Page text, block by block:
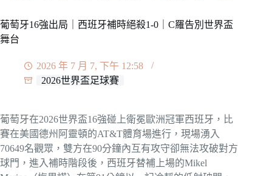
葡萄牙16強出局｜西班牙補時絕殺1-0｜C羅告別世界盃
舞台
2026 年 7 月 7, 下午 12:58
2026世界盃足球賽
葡萄牙在2026世界盃16強碰上衛冕歐洲冠軍西班牙，比
賽在美國德州阿靈頓的AT&T體育場進行，現場湧入
70649名觀眾，雙方在90分鐘內互有攻守卻無法攻破對方
球門，進入補時階段後，西班牙替補上場的Mikel